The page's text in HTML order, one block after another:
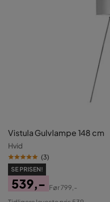
Vistula Gulvlampe 148 cm
Hvid
(3)
SE PRISEN!
Pris
539,-
Original
Før799,-